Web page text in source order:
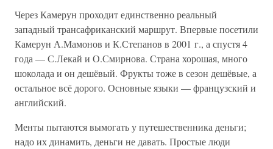
Через Камерун проходит единственно реальный
западный трансафриканский маршрут. Впервые посетили
Камерун А.Мамонов и К.Степанов в 2001 г., а спустя 4
года — С.Лекай и О.Смирнова. Страна хорошая, много
шоколада и он дешёвый. Фрукты тоже в сезон дешёвые, а
остальное всё дорого. Основные языки — французский и
английский.
Менты пытаются вымогать у путешественника деньги;
надо их динамить, деньги не давать. Простые люди